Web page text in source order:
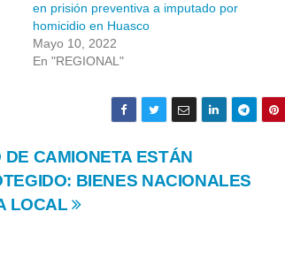
en prisión preventiva a imputado por
homicidio en Huasco
Mayo 10, 2022
En "REGIONAL"
CAMIONETA ESTÁN
BIENES NACIONALES
LOCAL